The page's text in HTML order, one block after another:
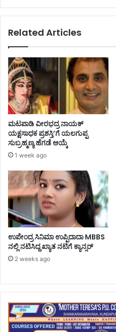
Related Articles
ಮಟಪಾಡಿ ವೀರಭದ್ರ ನಾಯಕ್
ಯಕ್ಷಸಾಧಕ ಪ್ರಶಸ್ತಿ’ಗೆ ಯಲಗುಪ್ಪ
ಸುಬ್ರಹ್ಮಣ್ಯ ಹೆಗಡೆ ಆಯ್ಕೆ
1 week ago
ಉಪೇಂದ್ರ ಸಿನಿಮಾ ಉಪ್ಪಿದಾದಾ MBBS
ನಲ್ಲಿ ನಟಿಸಿದ್ದ ಖ್ಯಾತ ನಟಿಗೆ ಕ್ಯಾನ್ಸರ್
2 weeks ago